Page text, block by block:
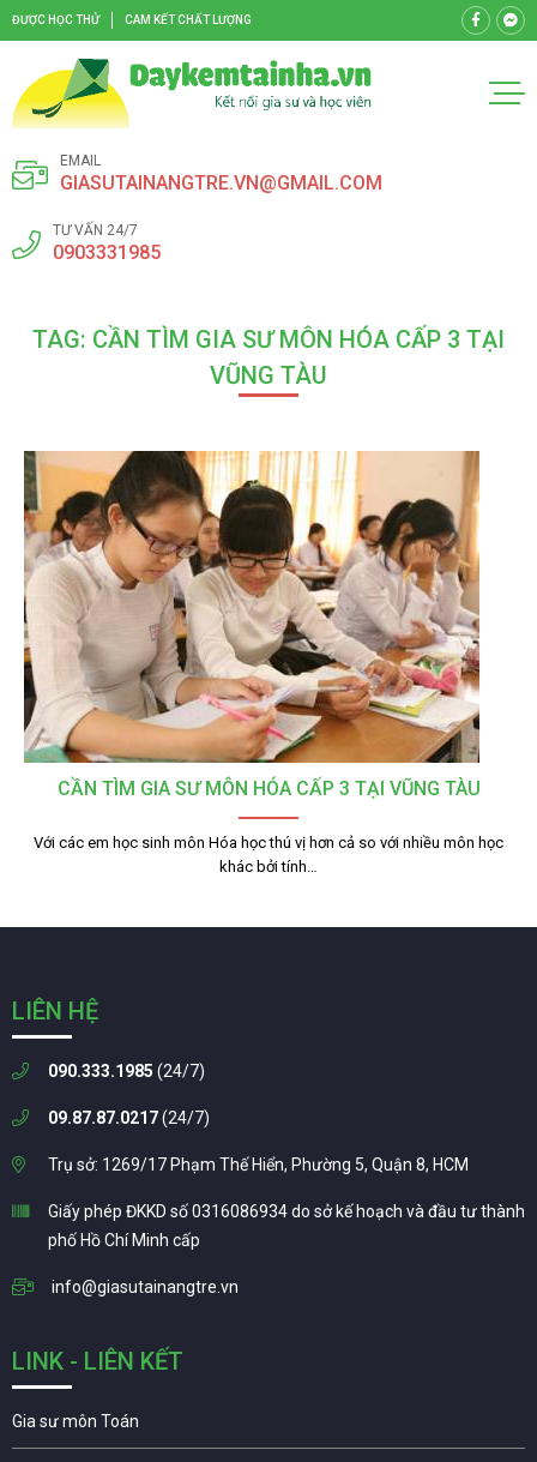
ĐƯỢC HỌC THỬ CAM KẾT CHẤT LƯỢNG
EMAIL
GIASUTAINANGTRE.VN@GMAIL.COM
TƯ VẤN 24/7
0903331985
TAG: CẦN TÌM GIA SƯ MÔN HÓA CẤP 3 TẠI
VŨNG TÀU
CẦN TÌM GIA SƯ MÔN HÓA CẤP 3 TẠI VŨNG TÀU
Với các em học sinh môn Hóa học thú vị hơn cả so với nhiều môn học
khác bởi tính…
LIÊN HỆ
090.333.1985 (24/7)
09.87.87.0217(24/7)
Trụ sở: 1269/17 Phạm Thế Hiển, Phường 5, Quận 8, HCM
Giấy phép ĐKKD số 0316086934 do sở kế hoạch và đầu tư thành
phố Hồ Chí Minh cấp
info@giasutainangtre.vn
LINK - LIÊN KẾT
Gia sư môn Toán